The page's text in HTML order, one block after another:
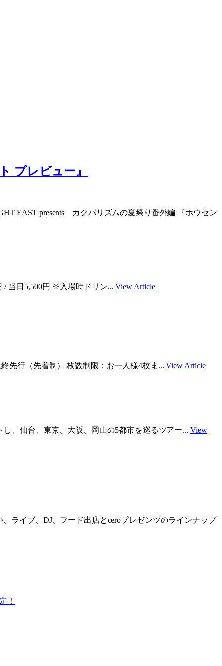
プレビュー』
EAST presents カクバリズムの夏祭り番外編 『ホウセン
/ 当日5,500円 ※入場時ドリン... View Article
先行（先着制） 枚数制限：お一人様4枚ま... View Article
し、仙台、東京、大阪、岡山の5都市を巡るツアー... View
ライブ、DJ、フード出店とceroプレゼンツのラインナップ
！